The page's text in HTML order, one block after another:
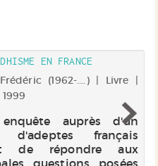
EN FRANCE
(1962-....) | Livre |
auprès d'un
d'adeptes français
de répondre aux
questions posées